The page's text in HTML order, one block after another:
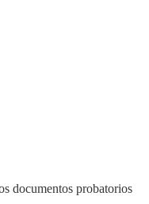
documentos probatorios